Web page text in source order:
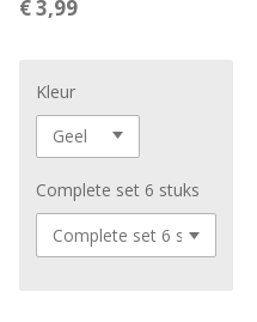
€ 3,99
Kleur
Complete set 6 stuks